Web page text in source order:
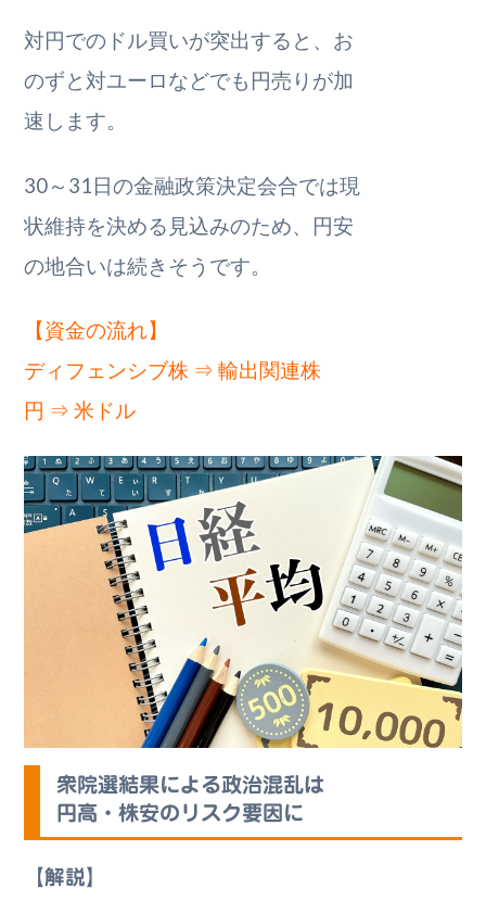
対円でのドル買いが突出すると、お
のずと対ユーロなどでも円売りが加
速します。
30～31日の金融政策決定会合では現
状維持を決める見込みのため、円安
の地合いは続きそうです。
【資金の流れ】
ディフェンシブ株 ⇒ 輸出関連株
円 ⇒ 米ドル
衆院選結果による政治混乱は
円高・株安のリスク要因に
【解説】